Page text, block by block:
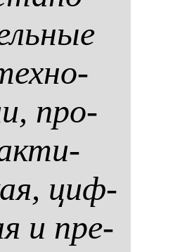
про­
циф­
и пре­